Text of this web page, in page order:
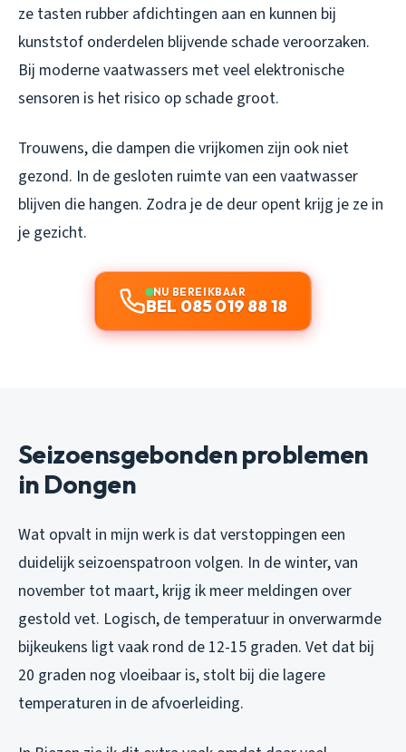
ze tasten rubber afdichtingen aan en kunnen bij
kunststof onderdelen blijvende schade veroorzaken.
Bij moderne vaatwassers met veel elektronische
sensoren is het risico op schade groot.
Trouwens, die dampen die vrijkomen zijn ook niet
gezond. In de gesloten ruimte van een vaatwasser
blijven die hangen. Zodra je de deur opent krijg je ze in
je gezicht.
NU BEREIKBAAR
BEL 085 019 88 18
Seizoensgebonden problemen
in Dongen
Wat opvalt in mijn werk is dat verstoppingen een
duidelijk seizoenspatroon volgen. In de winter, van
november tot maart, krijg ik meer meldingen over
gestold vet. Logisch, de temperatuur in onverwarmde
bijkeukens ligt vaak rond de 12-15 graden. Vet dat bij
20 graden nog vloeibaar is, stolt bij die lagere
temperaturen in de afvoerleiding.